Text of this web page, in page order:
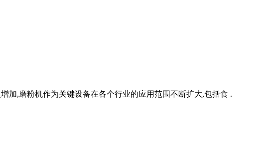
加,磨粉机作为关键设备在各个行业的应用范围不断扩大,包括食 .